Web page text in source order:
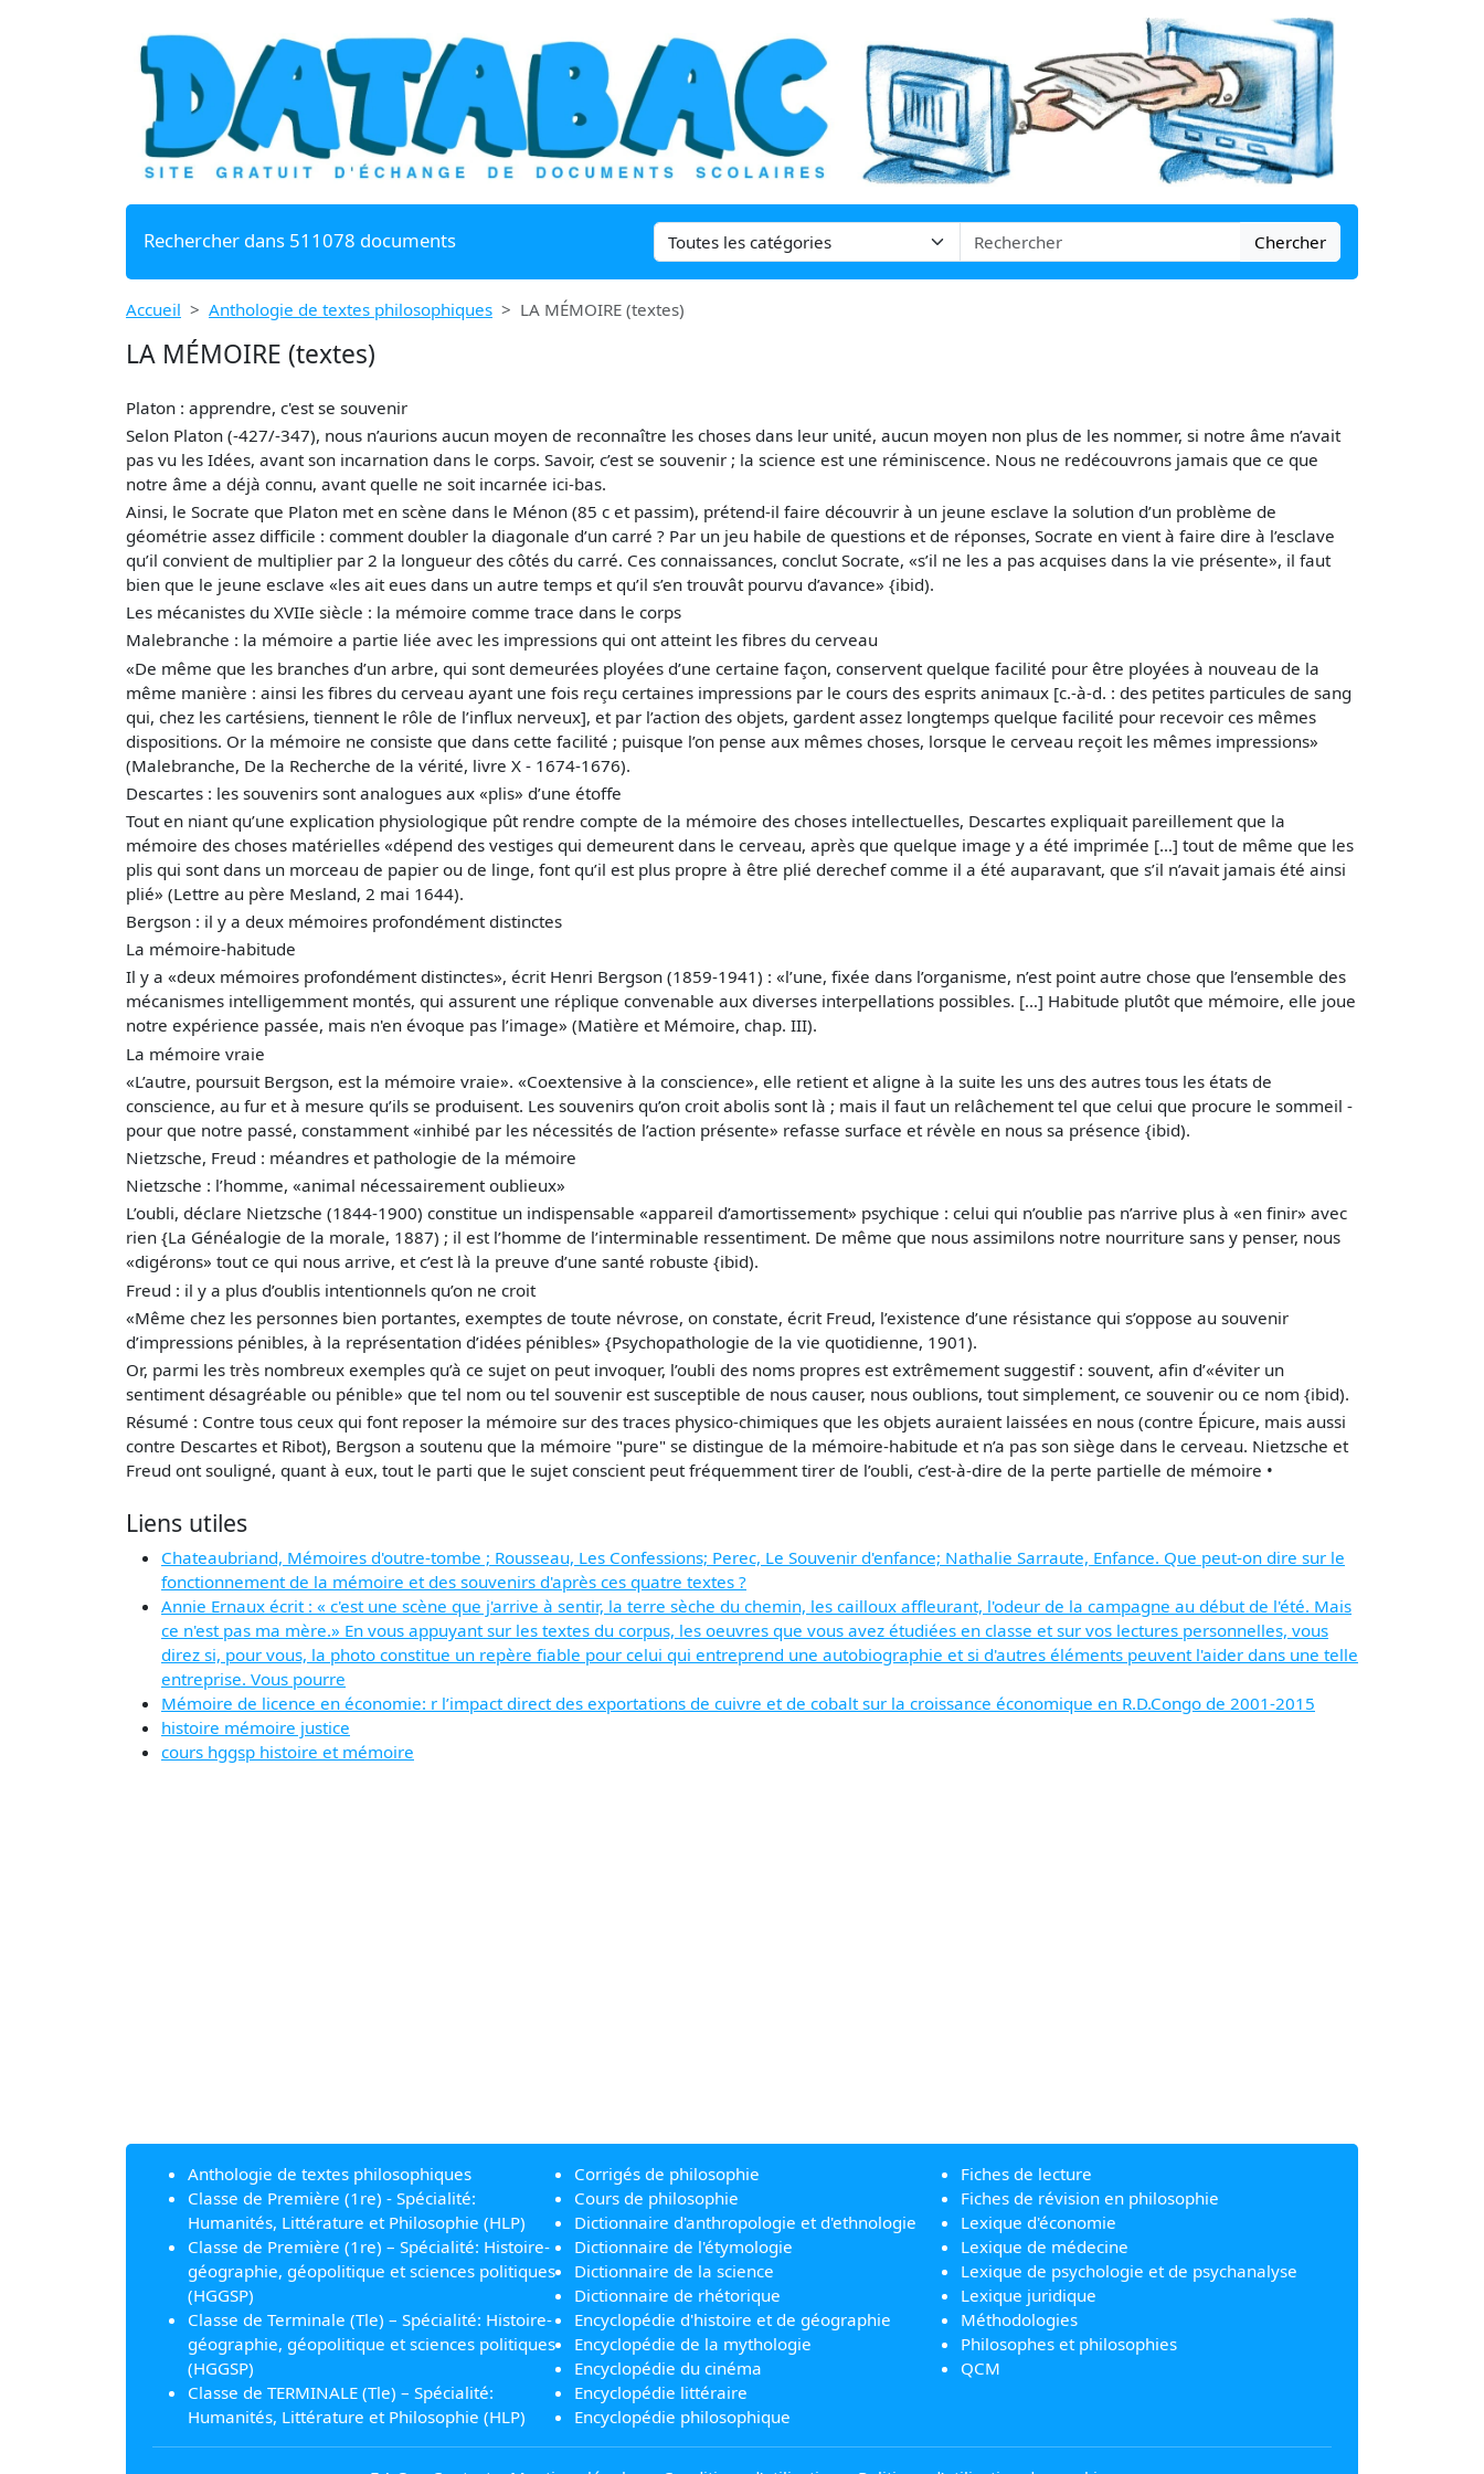
Rechercher dans 511078 documents Chercher
Accueil Anthologie de textes philosophiques LA MÉMOIRE (textes)
LA MÉMOIRE (textes)
Platon : apprendre, c'est se souvenir
Selon Platon (-427/-347), nous n’aurions aucun moyen de reconnaître les choses dans leur unité, aucun moyen non plus de les nommer, si notre âme n’avait
pas vu les Idées, avant son incarnation dans le corps. Savoir, c’est se souvenir ; la science est une réminiscence. Nous ne redécouvrons jamais que ce que
notre âme a déjà connu, avant quelle ne soit incarnée ici-bas.
Ainsi, le Socrate que Platon met en scène dans le Ménon (85 c et passim), prétend-il faire découvrir à un jeune esclave la solution d’un problème de
géométrie assez difficile : comment doubler la diagonale d’un carré ? Par un jeu habile de questions et de réponses, Socrate en vient à faire dire à l’esclave
qu’il convient de multiplier par 2 la longueur des côtés du carré. Ces connaissances, conclut Socrate, «s’il ne les a pas acquises dans la vie présente», il faut
bien que le jeune esclave «les ait eues dans un autre temps et qu’il s’en trouvât pourvu d’avance» {ibid).
Les mécanistes du XVIIe siècle : la mémoire comme trace dans le corps
Malebranche : la mémoire a partie liée avec les impressions qui ont atteint les fibres du cerveau
«De même que les branches d’un arbre, qui sont demeurées ployées d’une certaine façon, conservent quelque facilité pour être ployées à nouveau de la
même manière : ainsi les fibres du cerveau ayant une fois reçu certaines impressions par le cours des esprits animaux [c.-à-d. : des petites particules de sang
qui, chez les cartésiens, tiennent le rôle de l’influx nerveux], et par l’action des objets, gardent assez longtemps quelque facilité pour recevoir ces mêmes
dispositions. Or la mémoire ne consiste que dans cette facilité ; puisque l’on pense aux mêmes choses, lorsque le cerveau reçoit les mêmes impressions»
(Malebranche, De la Recherche de la vérité, livre X - 1674-1676).
Descartes : les souvenirs sont analogues aux «plis» d’une étoffe
Tout en niant qu’une explication physiologique pût rendre compte de la mémoire des choses intellectuelles, Descartes expliquait pareillement que la
mémoire des choses matérielles «dépend des vestiges qui demeurent dans le cerveau, après que quelque image y a été imprimée […] tout de même que les
plis qui sont dans un morceau de papier ou de linge, font qu’il est plus propre à être plié derechef comme il a été auparavant, que s’il n’avait jamais été ainsi
plié» (Lettre au père Mesland, 2 mai 1644).
Bergson : il y a deux mémoires profondément distinctes
La mémoire-habitude
Il y a «deux mémoires profondément distinctes», écrit Henri Bergson (1859-1941) : «l’une, fixée dans l’organisme, n’est point autre chose que l’ensemble des
mécanismes intelligemment montés, qui assurent une réplique convenable aux diverses interpellations possibles. […] Habitude plutôt que mémoire, elle joue
notre expérience passée, mais n'en évoque pas l’image» (Matière et Mémoire, chap. III).
La mémoire vraie
«L’autre, poursuit Bergson, est la mémoire vraie». «Coextensive à la conscience», elle retient et aligne à la suite les uns des autres tous les états de
conscience, au fur et à mesure qu’ils se produisent. Les souvenirs qu’on croit abolis sont là ; mais il faut un relâchement tel que celui que procure le sommeil -
pour que notre passé, constamment «inhibé par les nécessités de l’action présente» refasse surface et révèle en nous sa présence {ibid).
Nietzsche, Freud : méandres et pathologie de la mémoire
Nietzsche : l’homme, «animal nécessairement oublieux»
L’oubli, déclare Nietzsche (1844-1900) constitue un indispensable «appareil d’amortissement» psychique : celui qui n’oublie pas n’arrive plus à «en finir» avec
rien {La Généalogie de la morale, 1887) ; il est l’homme de l’interminable ressentiment. De même que nous assimilons notre nourriture sans y penser, nous
«digérons» tout ce qui nous arrive, et c’est là la preuve d’une santé robuste {ibid).
Freud : il y a plus d’oublis intentionnels qu’on ne croit
«Même chez les personnes bien portantes, exemptes de toute névrose, on constate, écrit Freud, l’existence d’une résistance qui s’oppose au souvenir
d’impressions pénibles, à la représentation d’idées pénibles» {Psychopathologie de la vie quotidienne, 1901).
Or, parmi les très nombreux exemples qu’à ce sujet on peut invoquer, l’oubli des noms propres est extrêmement suggestif : souvent, afin d’«éviter un
sentiment désagréable ou pénible» que tel nom ou tel souvenir est susceptible de nous causer, nous oublions, tout simplement, ce souvenir ou ce nom {ibid).
Résumé : Contre tous ceux qui font reposer la mémoire sur des traces physico-chimiques que les objets auraient laissées en nous (contre Épicure, mais aussi
contre Descartes et Ribot), Bergson a soutenu que la mémoire "pure" se distingue de la mémoire-habitude et n’a pas son siège dans le cerveau. Nietzsche et
Freud ont souligné, quant à eux, tout le parti que le sujet conscient peut fréquemment tirer de l’oubli, c’est-à-dire de la perte partielle de mémoire •
Liens utiles
Chateaubriand, Mémoires d'outre-tombe ; Rousseau, Les Confessions; Perec, Le Souvenir d'enfance; Nathalie Sarraute, Enfance. Que peut-on dire sur le
fonctionnement de la mémoire et des souvenirs d'après ces quatre textes ?
Annie Ernaux écrit : « c'est une scène que j'arrive à sentir, la terre sèche du chemin, les cailloux affleurant, l'odeur de la campagne au début de l'été. Mais
ce n'est pas ma mère.» En vous appuyant sur les textes du corpus, les oeuvres que vous avez étudiées en classe et sur vos lectures personnelles, vous
direz si, pour vous, la photo constitue un repère fiable pour celui qui entreprend une autobiographie et si d'autres éléments peuvent l'aider dans une telle
entreprise. Vous pourre
Mémoire de licence en économie: r l’impact direct des exportations de cuivre et de cobalt sur la croissance économique en R.D.Congo de 2001-2015
histoire mémoire justice
cours hggsp histoire et mémoire
Anthologie de textes philosophiques
Classe de Première (1re) - Spécialité:
Humanités, Littérature et Philosophie (HLP)
Classe de Première (1re) – Spécialité: Histoire-
géographie, géopolitique et sciences politiques
(HGGSP)
Classe de Terminale (Tle) – Spécialité: Histoire-
géographie, géopolitique et sciences politiques
(HGGSP)
Classe de TERMINALE (Tle) – Spécialité:
Humanités, Littérature et Philosophie (HLP)
Corrigés de philosophie
Cours de philosophie
Dictionnaire d'anthropologie et d'ethnologie
Dictionnaire de l'étymologie
Dictionnaire de la science
Dictionnaire de rhétorique
Encyclopédie d'histoire et de géographie
Encyclopédie de la mythologie
Encyclopédie du cinéma
Encyclopédie littéraire
Encyclopédie philosophique
Fiches de lecture
Fiches de révision en philosophie
Lexique d'économie
Lexique de médecine
Lexique de psychologie et de psychanalyse
Lexique juridique
Méthodologies
Philosophes et philosophies
QCM